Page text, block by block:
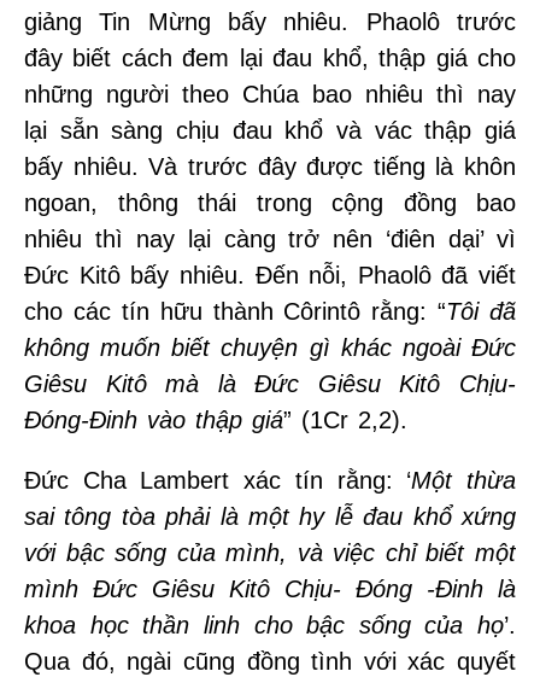
giảng Tin Mừng bấy nhiêu. Phaolô trước
đây biết cách đem lại đau khổ, thập giá cho
những người theo Chúa bao nhiêu thì nay
lại sẵn sàng chịu đau khổ và vác thập giá
bấy nhiêu. Và trước đây được tiếng là khôn
ngoan, thông thái trong cộng đồng bao
nhiêu thì nay lại càng trở nên ‘điên dại’ vì
Đức Kitô bấy nhiêu. Đến nỗi, Phaolô đã viết
cho các tín hữu thành Côrintô rằng: “Tôi đã
không muốn biết chuyện gì khác ngoài Đức
Giêsu Kitô mà là Đức Giêsu Kitô Chịu-
Đóng-Đinh vào thập giá” (1Cr 2,2).
Đức Cha Lambert xác tín rằng: ‘Một thừa
sai tông tòa phải là một hy lễ đau khổ xứng
với bậc sống của mình, và việc chỉ biết một
mình Đức Giêsu Kitô Chịu- Đóng -Đinh là
khoa học thần linh cho bậc sống của họ’.
Qua đó, ngài cũng đồng tình với xác quyết